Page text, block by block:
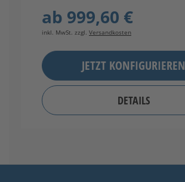
ab 999,60 €
inkl. MwSt. zzgl. Versandkosten
JETZT KONFIGURIEREN
DETAILS